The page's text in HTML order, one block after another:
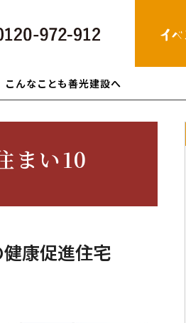
こんなことも善光建設へ
まい10
康促進住宅